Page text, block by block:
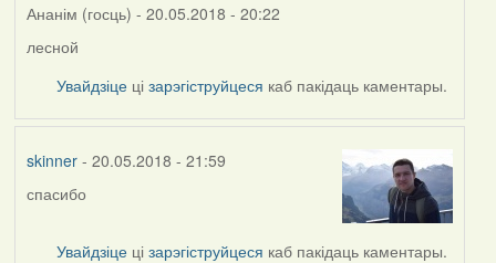
Ананім (госць) - 20.05.2018 - 20:22
In
reply
by
лесной
Увайдзіце цізарэгіструйцеся каб пакідаць каментары.
skinner- 20.05.2018 - 21:59
спасибо
Увайдзіце цізарэгіструйцеся каб пакідаць каментары.